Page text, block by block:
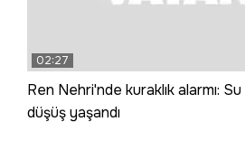
02:27
Ren Nehri'nde kuraklık alarmı:
düşüş yaşandı